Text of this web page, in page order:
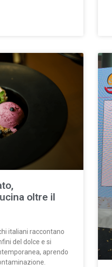
oltre il
italiani raccontano
del dolce e si
aprendo